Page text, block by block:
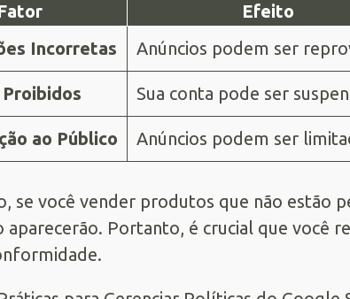
Efeito
Incorretas
Anúncios podem ser
Sua conta pode ser
ao Público Anúncios podem ser
se você vender produtos que não estão
aparecerão. Portanto, é crucial que você